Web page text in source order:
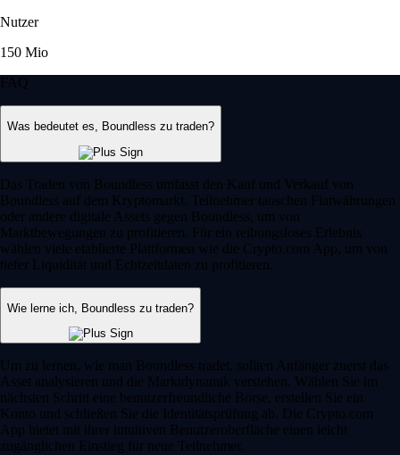
Nutzer
150 Mio
FAQ
Was bedeutet es, Boundless zu traden?
Das Traden von Boundless umfasst den Kauf und Verkauf von
Boundless auf dem Kryptomarkt. Teilnehmer tauschen Fiatwährungen
oder andere digitale Assets gegen Boundless, um von
Marktbewegungen zu profitieren. Für ein reibungsloses Erlebnis
wählen viele etablierte Plattformen wie die Crypto.com App, um von
tiefer Liquidität und Echtzeitdaten zu profitieren.
Wie lerne ich, Boundless zu traden?
Um zu lernen, wie man Boundless tradet, sollten Anfänger zuerst das
Asset analysieren und die Marktdynamik verstehen. Wählen Sie im
nächsten Schritt eine benutzerfreundliche Börse, erstellen Sie ein
Konto und schließen Sie die Identitätsprüfung ab. Die Crypto.com
App bietet mit ihrer intuitiven Benutzeroberfläche einen leicht
zugänglichen Einstieg für neue Teilnehmer.